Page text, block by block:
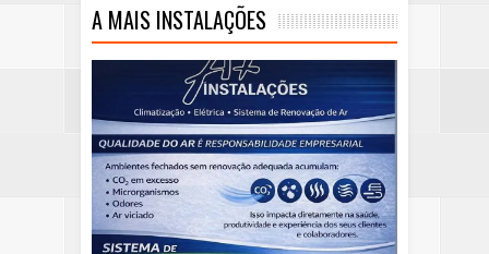
A MAIS INSTALAÇÕES